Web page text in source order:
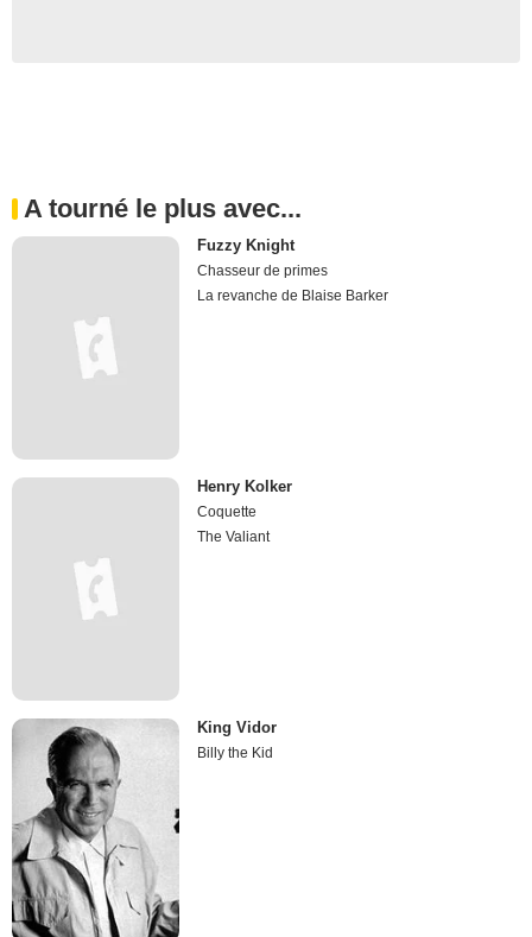
A tourné le plus avec...
Fuzzy Knight
Chasseur de primes
La revanche de Blaise Barker
Henry Kolker
Coquette
The Valiant
King Vidor
Billy the Kid